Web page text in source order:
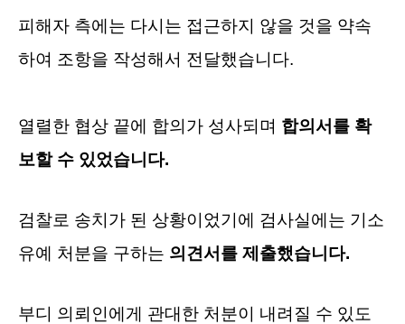
피해자 측에는 다시는 접근하지 않을 것을 약속
하여 조항을 작성해서 전달했습니다.
열렬한 협상 끝에 합의가 성사되며 합의서를 확
보할 수 있었습니다.
검찰로 송치가 된 상황이었기에 검사실에는 기소
유예 처분을 구하는 의견서를 제출했습니다.
부디 의뢰인에게 관대한 처분이 내려질 수 있도